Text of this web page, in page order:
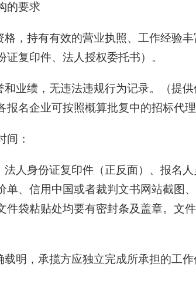
的要求
格，持有有效的营业执照、工作经验
证复印件、法人授权委托书）。
和业绩，无违法违规行为记录。（提
报名企业可按照概算批复中的招标代
间：
法人身份证复印件（正反面）、报名
单、信用中国或者裁判文书网站截图
件袋粘贴处均要有密封条及盖章。文
载明，承揽方应独立完成所承担的工